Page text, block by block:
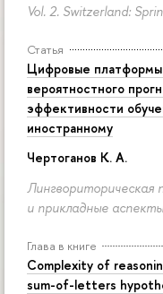
Vol. 2. Switzerland:
Статья
Цифровые
вероятностного
эффективности
иностранному
Чертоганов К. А.
Лингвориторическая
и прикладные
Глава в книге
Complexity of
sum-of-letters